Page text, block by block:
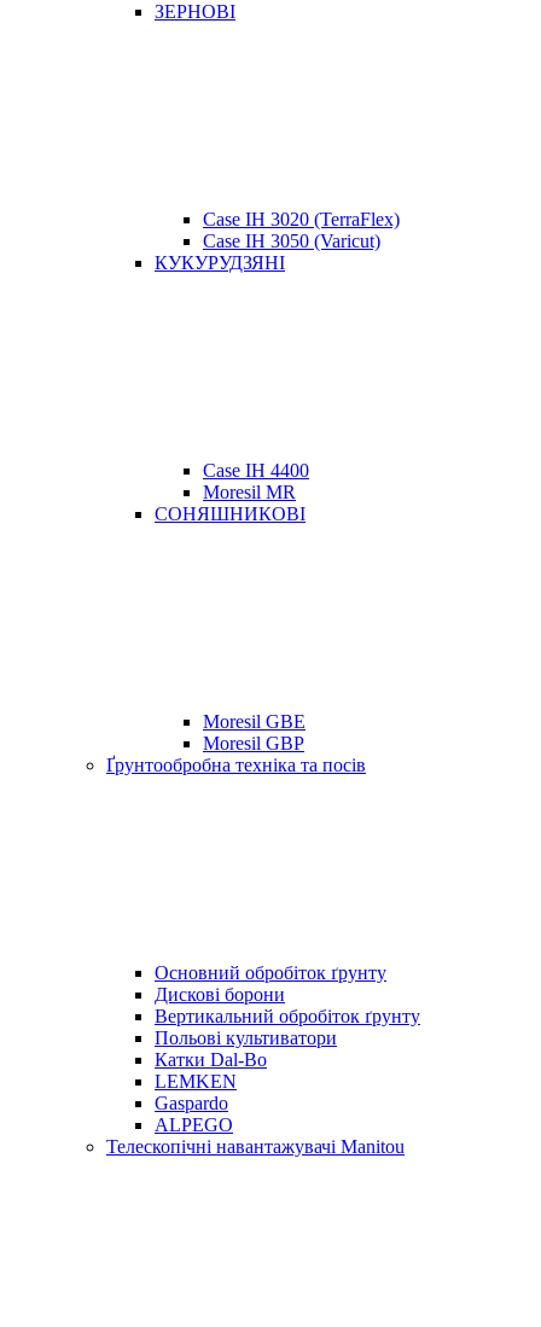
ЗЕРНОВІ
Case IH 3020 (TerraFlex)
Case IH 3050 (Varicut)
КУКУРУДЗЯНІ
Case IH 4400
Moresil MR
СОНЯШНИКОВІ
Moresil GBE
Moresil GBP
Ґрунтообробна техніка та посів
Основний обробіток ґрунту
Дискові борони
Вертикальний обробіток ґрунту
Польові культиватори
Катки Dal-Bo
LEMKEN
Gaspardo
ALPEGO
Телескопічні навантажувачі Manitou